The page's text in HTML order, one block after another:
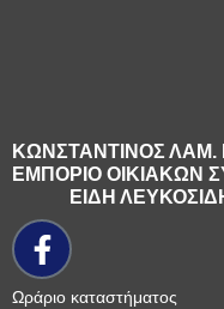
ΚΩΝΣΤΑΝΤΙΝΟΣ ΛΑΜ.
ΕΜΠΟΡΙΟ ΟΙΚΙΑΚΩΝ
ΕΙΔΗ
Ωράριο καταστήματος